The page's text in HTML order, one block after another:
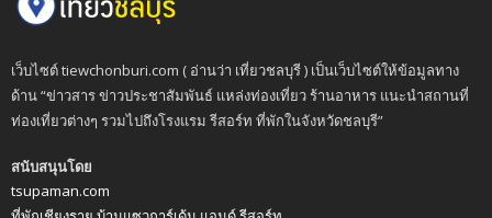
เว็บไซต์ tiewchonburi.com ( อ่านว่า เที่ยวชลบุรี ) เป็นเว็บไซต์ให้ข้อมูลทาง
ด้าน “ข่าวสาร ข่าวประชาสัมพันธ์ แหล่งท่องเที่ยว ร้านอาหาร แนะนำสถานที่
ท่องเที่ยวต่างๆ รวมไปถึงโรงแรม รีสอร์ท ที่พักในจังหวัดชลบุรี”
สนับสนุนโดย
tsupaman.com